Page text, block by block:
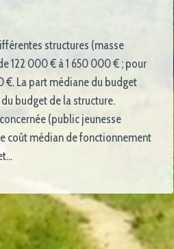
structures (masse
122 000 € à 1 650 000 € ; pour
La part médiane du budget
budget de la structure.
(public jeunesse
coût médian de fonctionnement